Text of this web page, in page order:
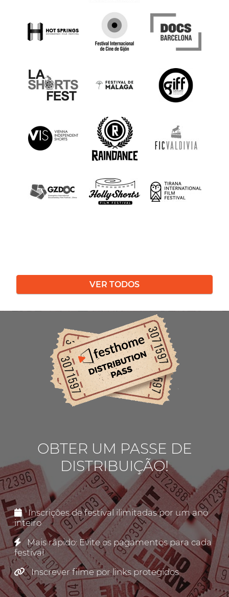
VER TODOS
OBTER UM PASSE DE
DISTRIBUIÇÃO!
Inscrições de festival ilimitadas por um ano
inteiro
Mais rápido: Evite os pagamentos para cada
festival
Inscrever filme por links protegidos